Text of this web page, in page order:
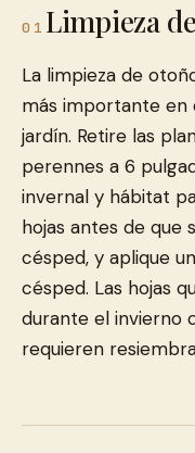
01 Limpieza
La limpieza de
más importante en
jardín. Retire las
perennes a 6
invernal y hábitat
hojas antes de que
césped, y aplique
césped. Las hojas
durante el invierno
requieren